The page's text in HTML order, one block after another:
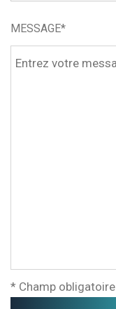
MESSAGE*
* Champ obligatoire